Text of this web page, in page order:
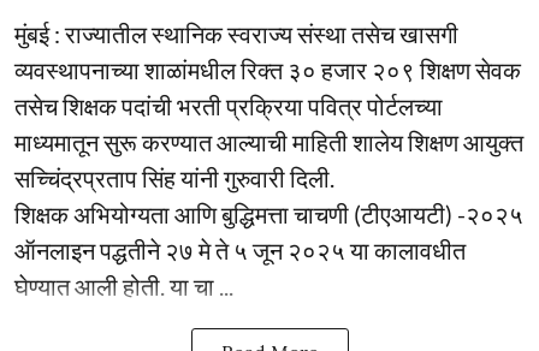
मुंबई : राज्यातील स्थानिक स्वराज्य संस्था तसेच खासगी
व्यवस्थापनाच्या शाळांमधील रिक्त ३० हजार २०९ शिक्षण सेवक
तसेच शिक्षक पदांची भरती प्रक्रिया पवित्र पोर्टलच्या
माध्यमातून सुरू करण्यात आल्याची माहिती शालेय शिक्षण आयुक्त
सच्चिंद्रप्रताप सिंह यांनी गुरुवारी दिली.
शिक्षक अभियोग्यता आणि बुद्धिमत्ता चाचणी (टीएआयटी) -२०२५
ऑनलाइन पद्धतीने २७ मे ते ५ जून २०२५ या कालावधीत
घेण्यात आली होती. या चा ...